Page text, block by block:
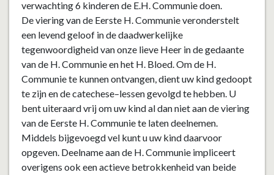
verwachting 6 kinderen de E.H. Communie doen.
Devieringvande Eerste H.Communieveronderstelt
een levendgeloof indedaadwerkelijke
tegenwoordigheid van onze lieve Heer in de gedaante
vande H. Communie en het H. Bloed.Om de H.
Communie te kunnen ontvangen, dient uw kind gedoopt
te zijn en de catechese–lessen gevolgd te hebben. U
bent uiteraard vrij om uw kind al dan niet aan de viering
van de Eerste H. Communie te laten deelnemen.
Middels bijgevoegd vel kunt u uw kind daarvoor
opgeven. Deelname aan de H. Communie impliceert
overigens ook een actieve betrokkenheid van beide